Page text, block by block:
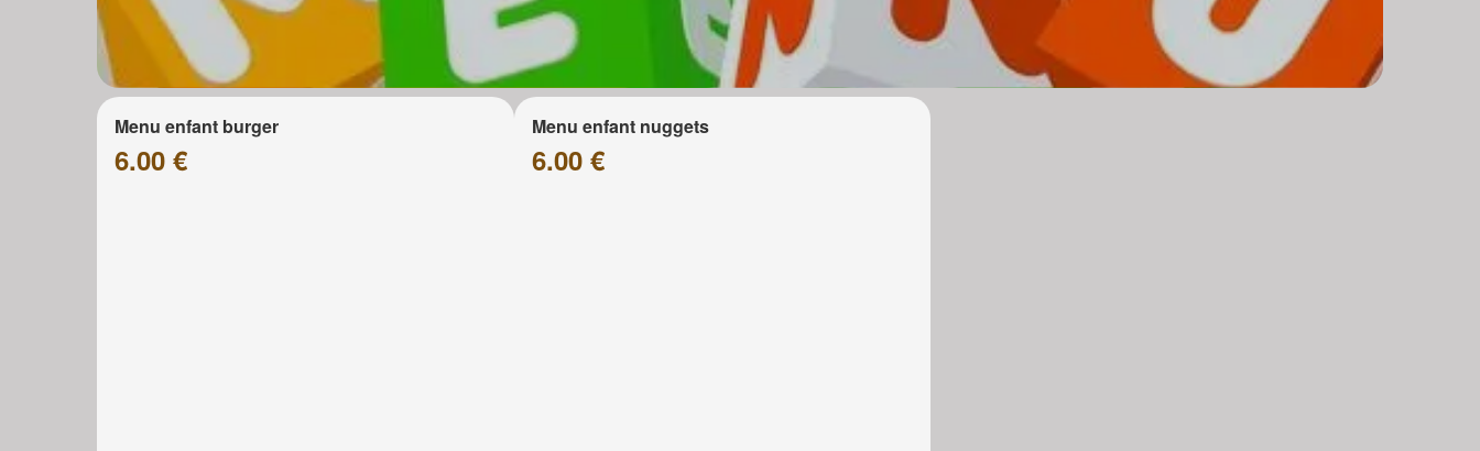
Menu enfant burger
6.00 €
Menu enfant nuggets
6.00 €